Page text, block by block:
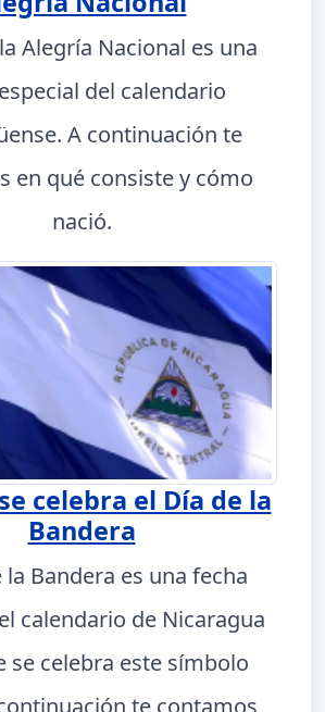
Alegría Nacional es una
del calendario
A continuación te
en qué consiste y cómo
nació.
celebra el Día de la
Bandera
la Bandera es una fecha
calendario de Nicaragua
se celebra este símbolo